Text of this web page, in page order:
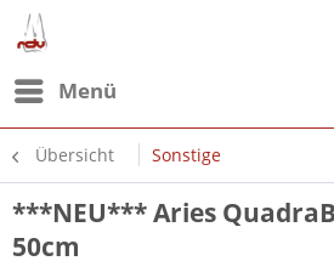
Menü
Übersicht Sonstige
***NEU*** Aries
50cm